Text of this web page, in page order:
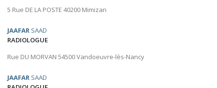
5 Rue DE LA POSTE 40200 Mimizan
JAAFAR SAAD
RADIOLOGUE
Rue DU MORVAN 54500 Vandoeuvre-lès-Nancy
JAAFAR SAAD